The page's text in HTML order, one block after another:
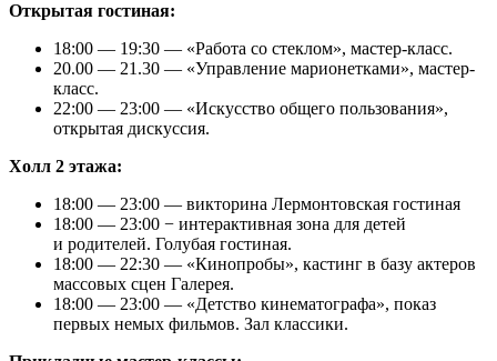
Открытая гостиная:
18:00 — 19:30 — «Работа со стеклом», мастер-класс.
20.00 — 21.30 — «Управление марионетками», мастер-
класс.
22:00 — 23:00 — «Искусство общего пользования»,
открытая дискуссия.
Холл 2 этажа:
18:00 — 23:00 — викторина Лермонтовская гостиная
18:00 — 23:00 − интерактивная зона для детей
и родителей. Голубая гостиная.
18:00 — 22:30 — «Кинопробы», кастинг в базу актеров
массовых сцен Галерея.
18:00 — 23:00 — «Детство кинематографа», показ
первых немых фильмов. Зал классики.